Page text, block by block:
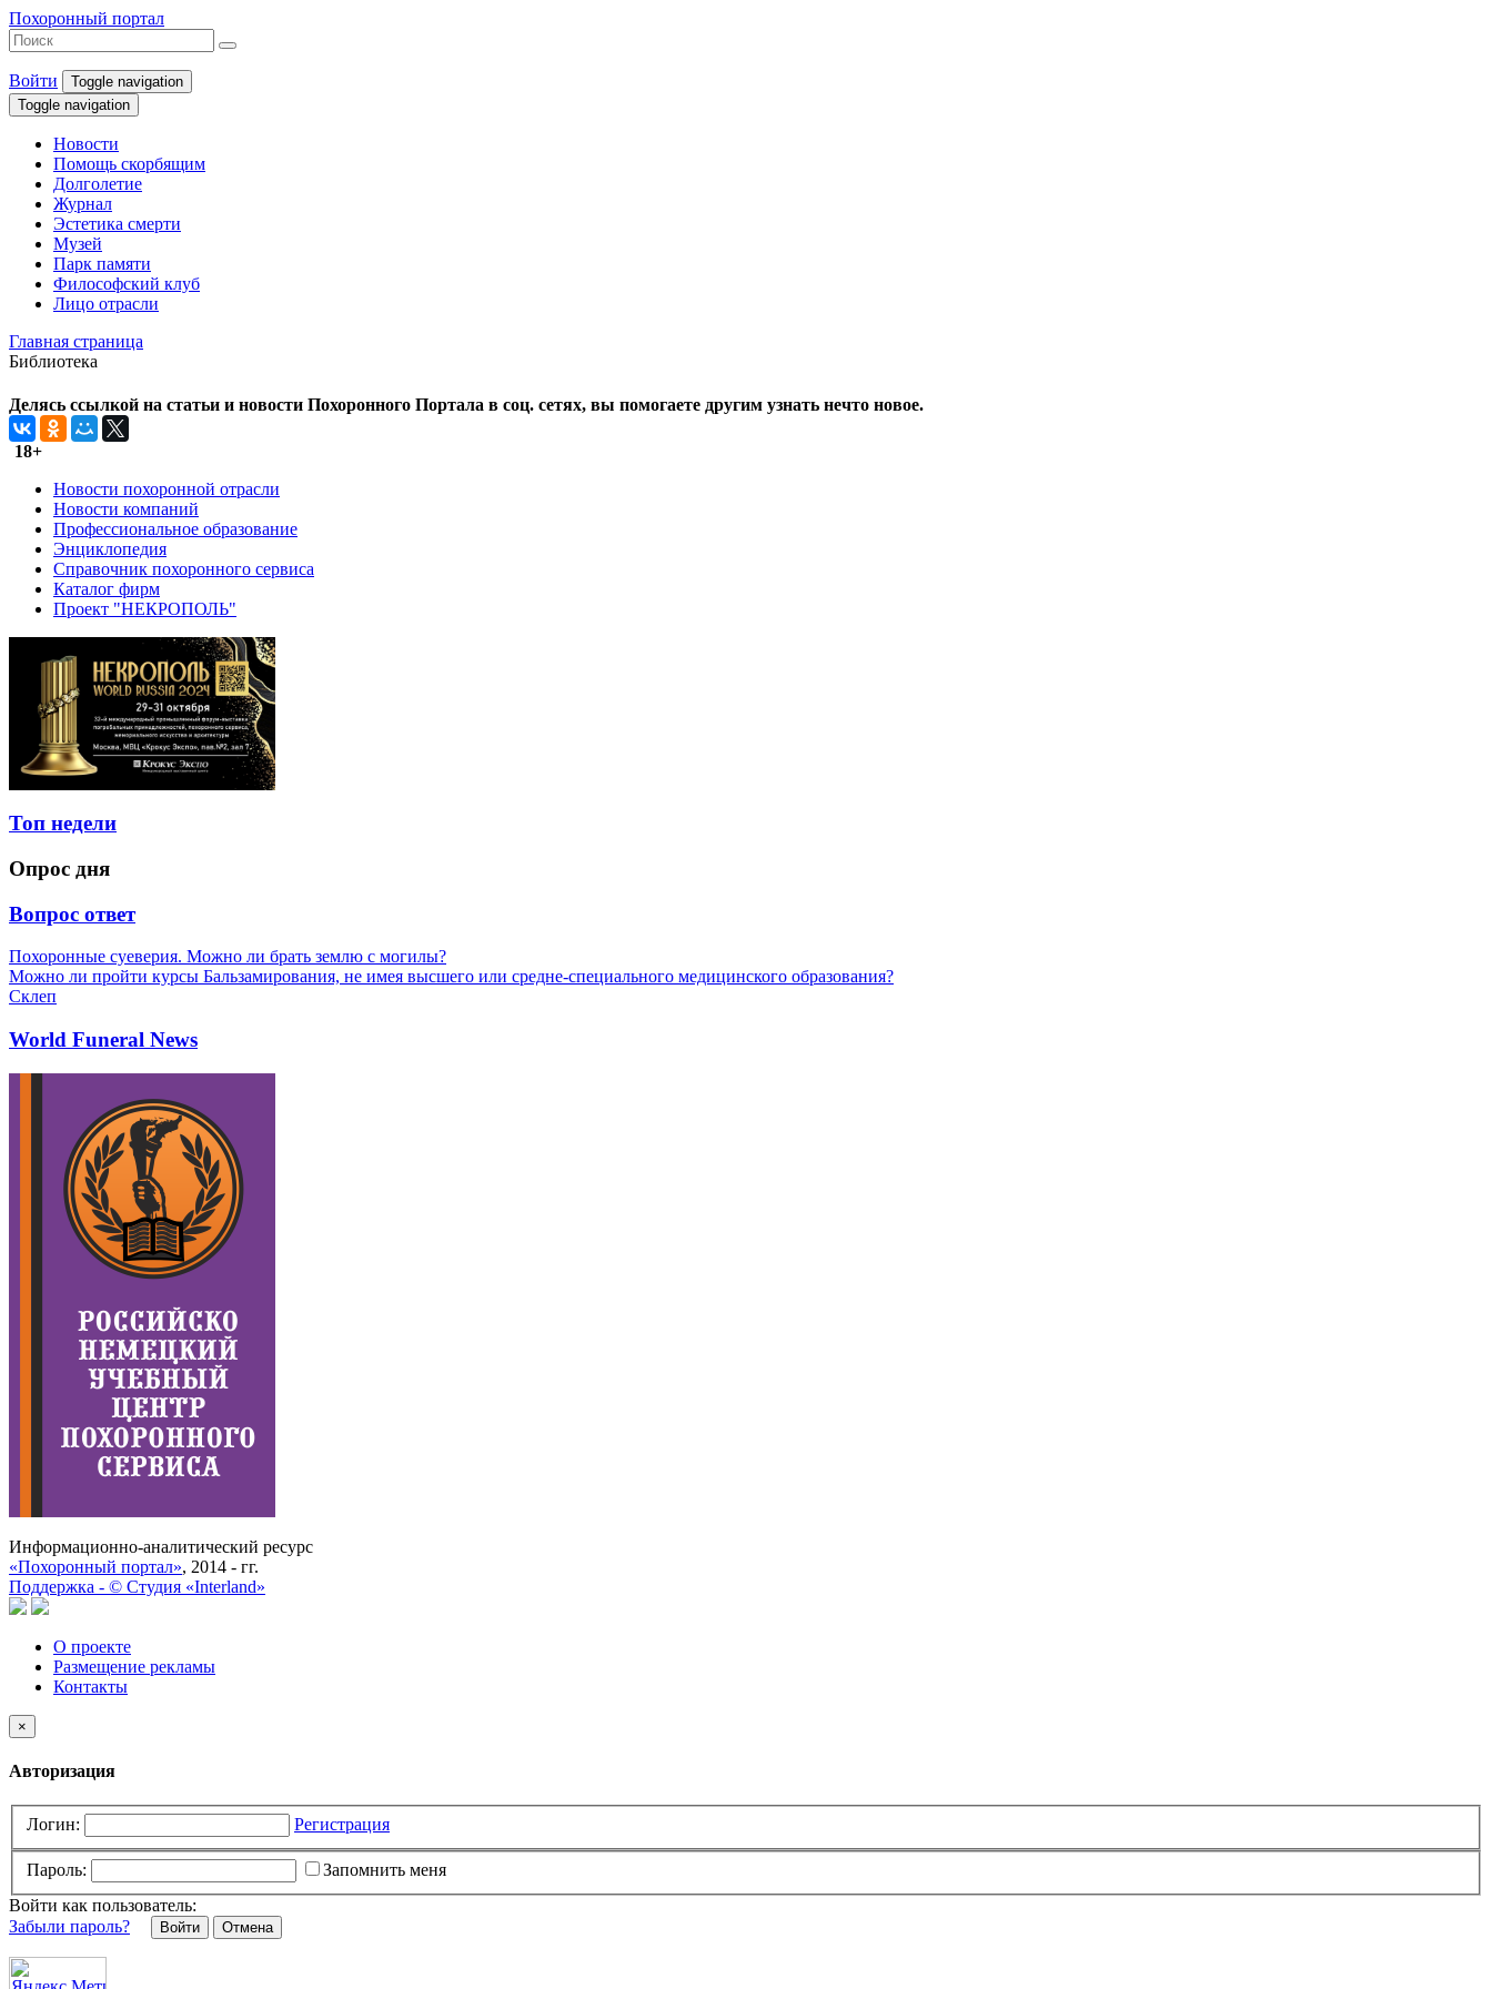
Похоронный портал
Войти
Toggle navigation
Toggle navigation
Новости
Помощь скорбящим
Долголетие
Журнал
Эстетика смерти
Музей
Парк памяти
Философский клуб
Лицо отрасли
Главная страница
Библиотека
Делясь ссылкой на статьи и новости Похоронного Портала в соц. сетях, вы помогаете другим узнать нечто новое.
18+
Новости похоронной отрасли
Новости компаний
Профессиональное образование
Энциклопедия
Справочник похоронного сервиса
Каталог фирм
Проект "НЕКРОПОЛЬ"
Топ недели
Опрос дня
Вопрос ответ
Похоронные суеверия. Можно ли брать землю с могилы?
Можно ли пройти курсы Бальзамирования, не имея высшего или средне-специального медицинского образования?
Склеп
World Funeral News
Информационно-аналитический ресурс
«Похоронный портал», 2014 - гг.
Поддержка - © Cтудия «Interland»
О проекте
Размещение рекламы
Контакты
×
Авторизация
Логин: Регистрация
Пароль:
Запомнить меня
Войти как пользователь:
Забыли пароль?
Отмена